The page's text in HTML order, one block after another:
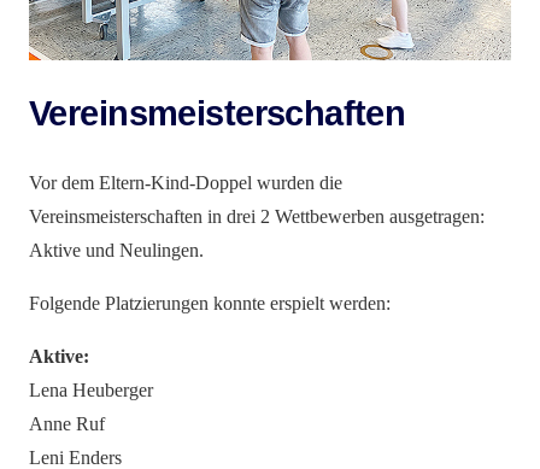
Vereinsmeisterschaften
Vor dem Eltern-Kind-Doppel wurden die
Vereinsmeisterschaften in drei 2 Wettbewerben ausgetragen:
Aktive und Neulingen.
Folgende Platzierungen konnte erspielt werden:
Aktive:
Lena Heuberger
Anne Ruf
Leni Enders